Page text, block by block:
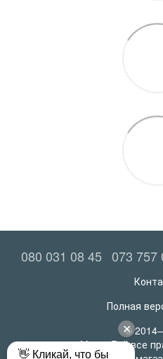
080 031 08 45 073 757
Полная
©
MatrasRoll все